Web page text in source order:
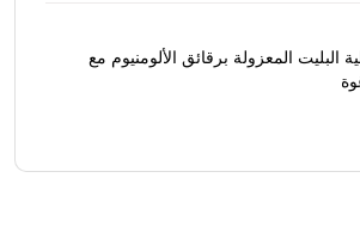
البليت المعزولة برقائق الألومنيوم مع